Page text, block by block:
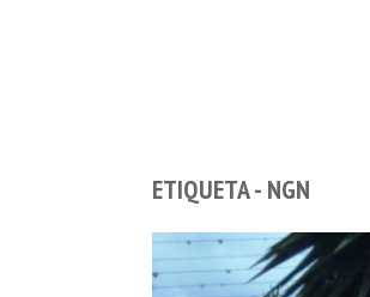
ETIQUETA - NGN